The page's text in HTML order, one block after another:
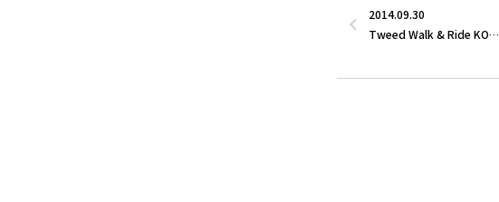
2014.09.30
Tweed Walk & Ride KO…